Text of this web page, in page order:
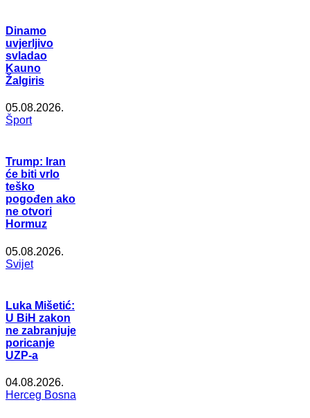
Dinamo
uvjerljivo
svladao
Kauno
Žalgiris
05.08.2026.
Šport
Trump: Iran
će biti vrlo
teško
pogođen ako
ne otvori
Hormuz
05.08.2026.
Svijet
Luka Mišetić:
U BiH zakon
ne zabranjuje
poricanje
UZP-a
04.08.2026.
Herceg Bosna